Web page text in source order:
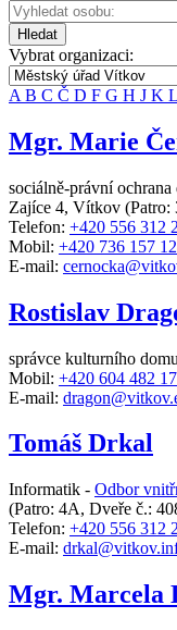
Hledat
Vybrat organizaci:
A B C Č D F G H J K L
Mgr. Marie
sociálně-právní ochrana
Zajíce 4, Vítkov (Patro:
Telefon: +420 556 312
Mobil: +420 736 157
E-mail:
Rostislav
správce kulturního
Mobil: +420 604 482
E-mail:
Tomáš Drkal
Informatik - Odbor
(Patro: 4A, Dveře č.:
Telefon: +420 556 312
E-mail:
Mgr. Marcela